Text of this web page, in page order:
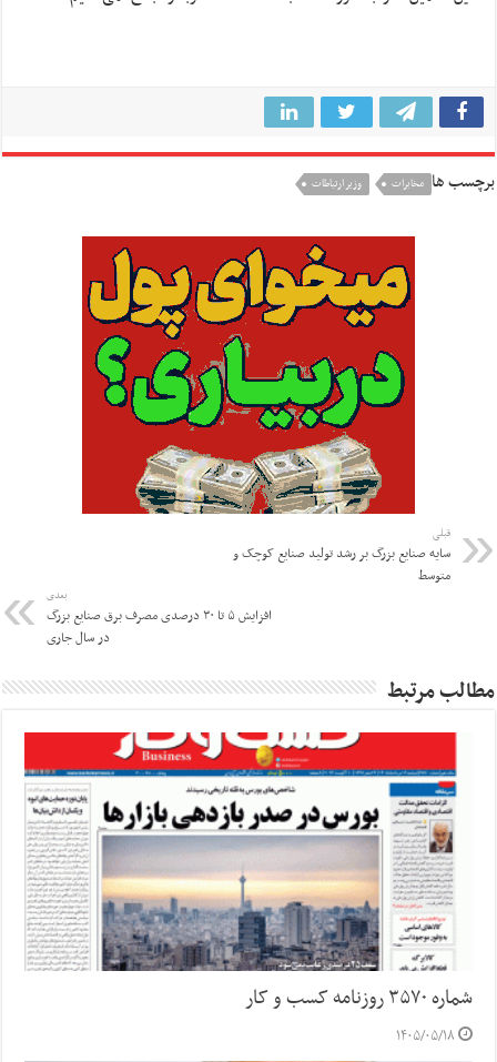
برچسب ها مخابرات وزیر ارتباطات
قبلی
سایه صنایع بزرگ بر رشد تولید صنایع کوچک و
متوسط
بعدی
افزایش ۵ تا ۳۰ درصدی مصرف برق صنایع بزرگ
در سال جاری
مطالب مرتبط
شماره ۳۵۷۰ روزنامه کسب و کار
۱۴۰۵/۰۵/۱۸